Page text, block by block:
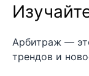
Арбитраж —
трендов и